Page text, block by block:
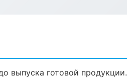
выпуска готовой продукции.